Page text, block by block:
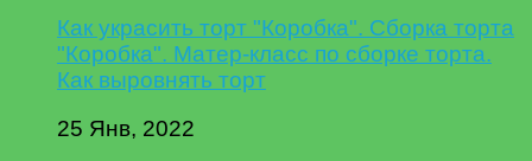
Как украсить торт "Коробка". Сборка торта
"Коробка". Матер-класс по сборке торта.
Как выровнять торт
25 Янв, 2022